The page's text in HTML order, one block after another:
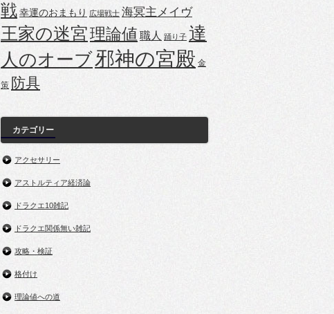
戦幸運のおまもり 広場戦士 海冥主メイヴ
王家の迷宮理論値 職人 踊り子 達
人のオーブ邪神の宮殿 金
策 防具
カテゴリー
アクセサリー
アストルティア経済論
ドラクエ10雑記
ドラクエ関係無い雑記
攻略・検証
格付け
理論値への道